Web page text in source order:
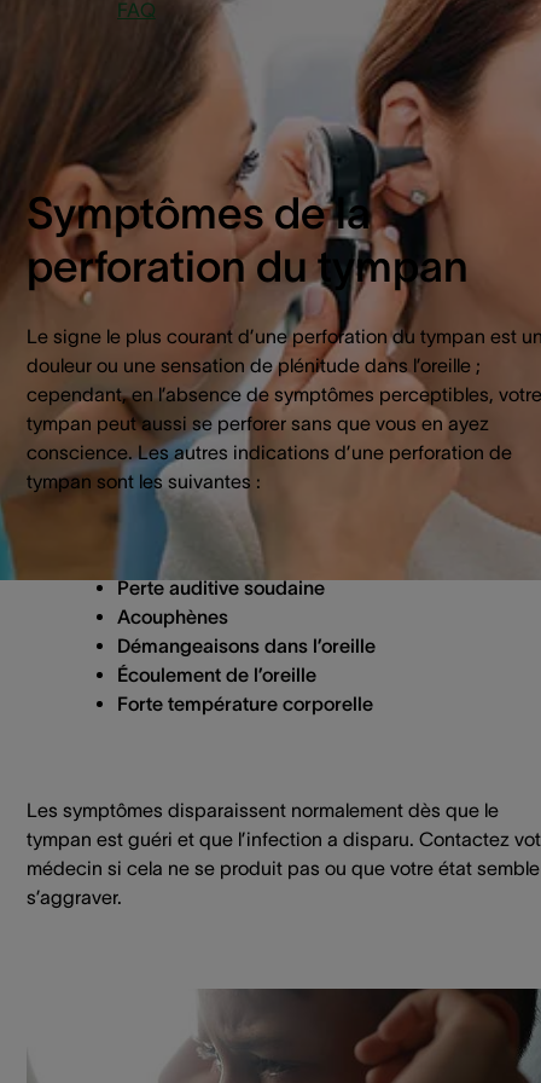
FAQ
Symptômes de la
perforation du tympan
Le signe le plus courant d’une perforation du tympan est
douleur ou une sensation de plénitude dans l’oreille ;
cependant, en l’absence de symptômes perceptibles, votre
tympan peut aussi se perforer sans que vous en ayez
conscience. Les autres indications d’une perforation de
tympan sont les suivantes :
Perte auditive soudaine
Acouphènes
Démangeaisons dans l’oreille
Écoulement de l’oreille
Forte température corporelle
Les symptômes disparaissent normalement dès que le
tympan est guéri et que l’infection a disparu. Contactez
médecin si cela ne se produit pas ou que votre état semble
s’aggraver.